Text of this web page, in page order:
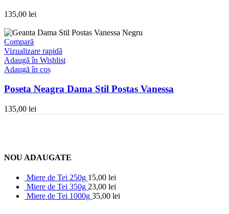
135,00 lei
Compară
Vizualizare rapidă
Adaugă în Wishlist
Adaugă în coș
Poseta Neagra Dama Stil Postas Vanessa
135,00 lei
NOU ADAUGATE
Miere de Tei 250g 15,00 lei
Miere de Tei 350g 23,00 lei
Miere de Tei 1000g 35,00 lei